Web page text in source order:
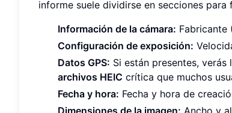
informe suele dividirse en secciones
Información de la cámara: Fabricante
Configuración de exposición:
Datos GPS: Si están presentes,
archivos HEIC crítica que muchos
Fecha y hora: Fecha y hora de
Dimensiones de la imagen: Ancho y